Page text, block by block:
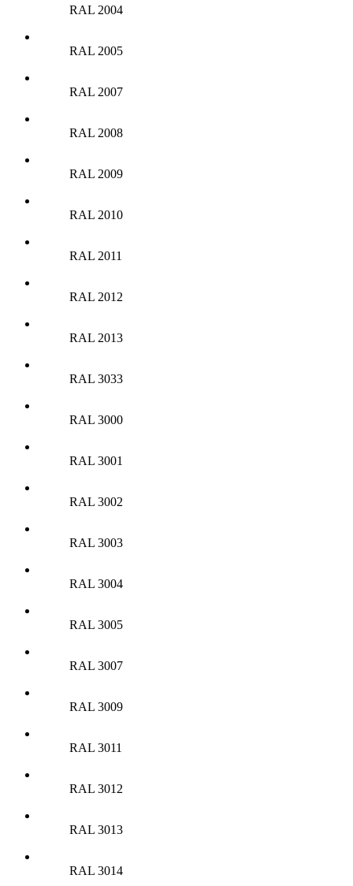
RAL 2004
RAL 2005
RAL 2007
RAL 2008
RAL 2009
RAL 2010
RAL 2011
RAL 2012
RAL 2013
RAL 3033
RAL 3000
RAL 3001
RAL 3002
RAL 3003
RAL 3004
RAL 3005
RAL 3007
RAL 3009
RAL 3011
RAL 3012
RAL 3013
RAL 3014